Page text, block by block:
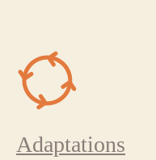
Adaptations